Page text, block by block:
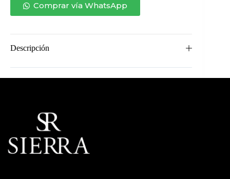
Comprar vía WhatsApp
Descripción